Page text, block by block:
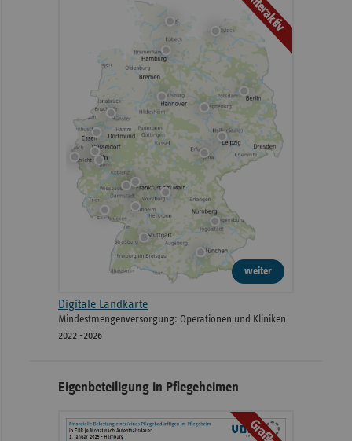
Interaktiv
weiter
Digitale Landkarte
Mindestmengenversorgung: Operationen und Kliniken
2022 -2026
Eigenbeteiligung in Pflegeheimen